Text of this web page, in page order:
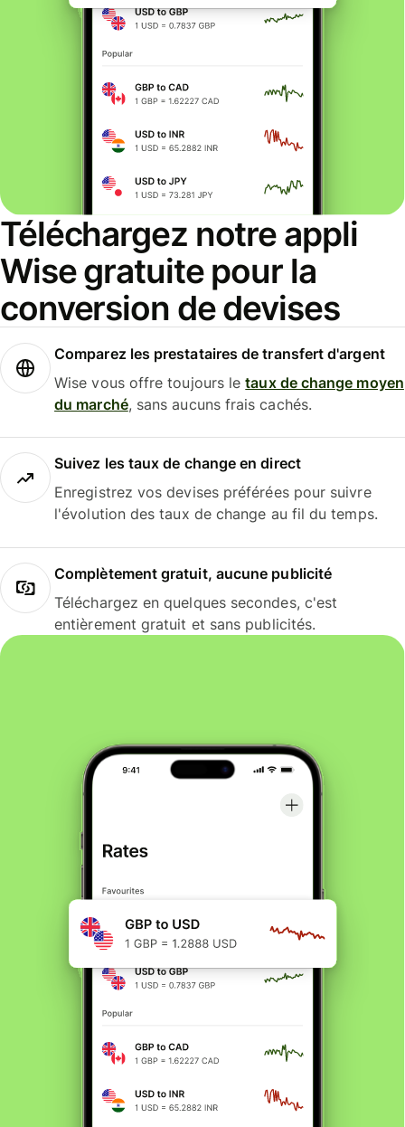
Téléchargez notre appli
Wise gratuite pour la
conversion de devises
Comparez les prestataires de transfert d'argent
Wise vous offre toujours letaux de change moyen
du marché, sans aucuns frais cachés.
Suivez les taux de change en direct
Enregistrez vos devises préférées pour suivre
l'évolution des taux de change au fil du temps.
Complètement gratuit, aucune publicité
Téléchargez en quelques secondes, c'est
entièrement gratuit et sans publicités.